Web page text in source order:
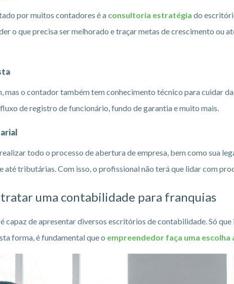
por muitos contadores é a consultoria estratégia do
o que precisa ser melhorado e traçar metas de crescimento ou
mas o contador também tem conhecimento técnico para cuidar
de registro de funcionário, fundo de garantia e muito mais.
todo o processo de abertura de empresa, bem como sua
até tributárias. Com isso, o profissional não terá que lidar com
uma contabilidade para franquias
capaz de apresentar diversos escritórios de contabilidade. Só
forma, é fundamental que o empreendedor faça uma